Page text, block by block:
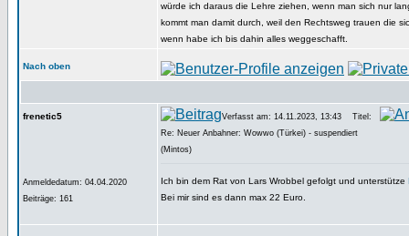
würde ich daraus die Lehre ziehen, wenn man sich nur
kommt man damit durch, weil den Rechtsweg trauen die
wenn habe ich bis dahin alles weggeschafft.
Nach oben
frenetic5
Anmeldedatum: 04.04.2020
Beiträge: 161
Verfasst am: 14.11.2023, 13:43
Titel:
Re: Neuer Anbahner: Wowwo (Türkei) - suspendiert
(Mintos)
Ich bin dem Rat von Lars Wrobbel gefolgt und unterstütze
Bei mir sind es dann max 22 Euro.